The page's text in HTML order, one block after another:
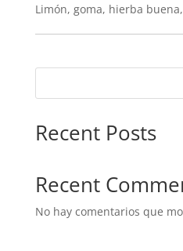
Limón, goma, hierba
Recent Posts
Recent
No hay comentarios que